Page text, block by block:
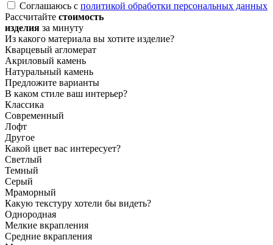
Соглашаюсь с политикой обработки персональных данных
Рассчитайте стоимость
изделия за минуту
Из какого материала вы хотите изделие?
Кварцевый агломерат
Акриловый камень
Натуральный камень
Предложите варианты
В каком стиле ваш интерьер?
Классика
Современный
Лофт
Другое
Какой цвет вас интересует?
Светлый
Темный
Серый
Мраморный
Какую текстуру хотели бы видеть?
Однородная
Мелкие вкрапления
Средние вкрапления